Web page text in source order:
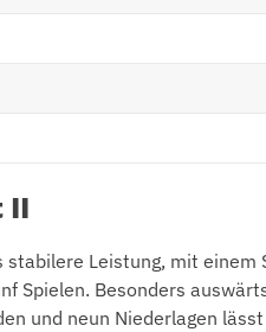
II
Leistung, mit einem
Spielen. Besonders
und neun Niederlagen